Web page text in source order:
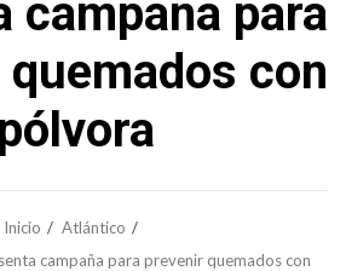
campaña para
con
pólvora
Inicio
Atlántico
campaña para prevenir quemados con